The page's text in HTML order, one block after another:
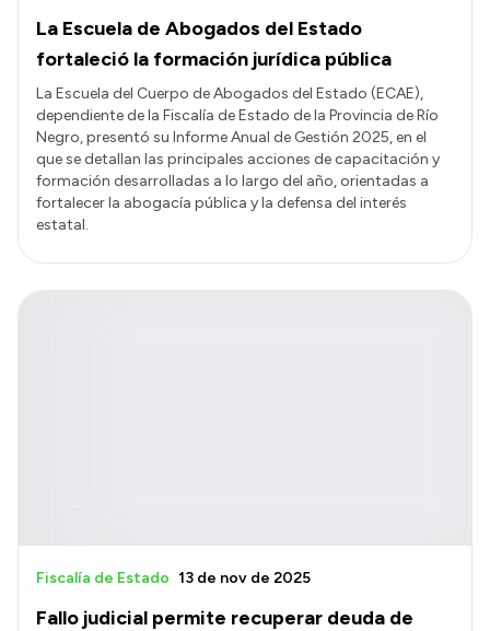
La Escuela de Abogados del Estado
fortaleció la formación jurídica pública
La Escuela del Cuerpo de Abogados del Estado (ECAE),
dependiente de la Fiscalía de Estado de la Provincia de Río
Negro, presentó su Informe Anual de Gestión 2025, en el
que se detallan las principales acciones de capacitación y
formación desarrolladas a lo largo del año, orientadas a
fortalecer la abogacía pública y la defensa del interés
estatal.
Fallo judicial permite recuperar deuda de
Fiscalía de Estado 13 de nov de 2025